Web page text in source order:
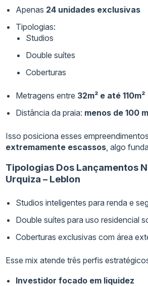
Apenas 24 unidades exclusivas
Tipologias:
Studios
Double suítes
Coberturas
Metragens entre 32m² e até 110m²
Distância da praia: menos de 100
Isso posiciona esses
extremamente escassos, algo
Tipologias Dos Lançamentos
Urquiza – Leblon
Studios inteligentes para renda e
Double suítes para uso residencial
Coberturas exclusivas com área
Esse mix atende três perfis
Investidor focado em liquidez